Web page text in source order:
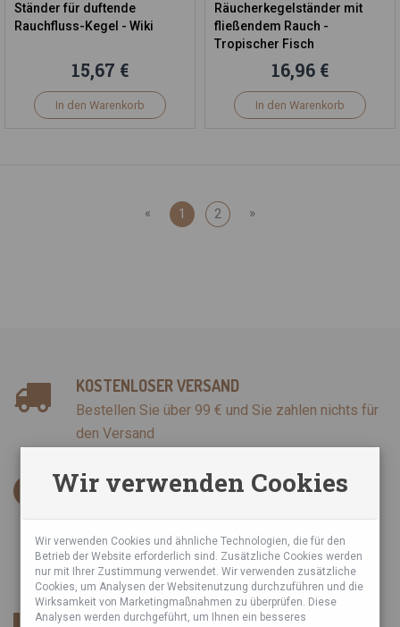
Ständer für duftende
Rauchfluss-Kegel - Wiki
15,67 €
In den Warenkorb
Räucherkegelständer mit
fließendem Rauch -
Tropischer Fisch
16,96 €
In den Warenkorb
« 1 2 »
KOSTENLOSER VERSAND
Bestellen Sie über 99 € und Sie zahlen nichts für
den Versand
INFORMATIONEN
Datenschutzrichtlinie
Sie haben über uns geschrieben
SICHERER ESHOP
Wir verwenden Cookies
Wir verwenden Cookies und ähnliche Technologien, die für den
Betrieb der Website erforderlich sind. Zusätzliche Cookies werden
nur mit Ihrer Zustimmung verwendet. Wir verwenden zusätzliche
Cookies, um Analysen der Websitenutzung durchzuführen und die
Wirksamkeit von Marketingmaßnahmen zu überprüfen. Diese
Analysen werden durchgeführt, um Ihnen ein besseres